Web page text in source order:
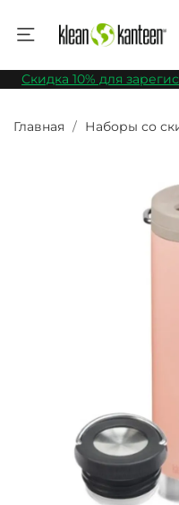
Скидка 10% для
Главная Наборы со